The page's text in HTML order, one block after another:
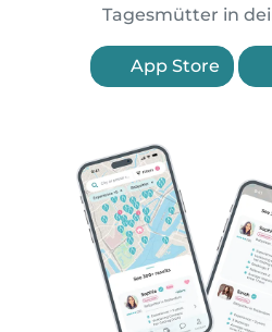
Tagesmütter in
App Store